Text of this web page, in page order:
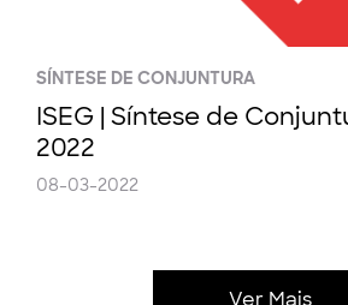
SÍNTESE DE CONJUNTURA
ISEG | Síntese de
2022
08-03-2022
Ver Mais